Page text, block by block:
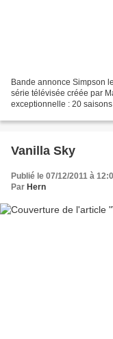
Bande annonce Simpson
série télévisée créée par
exceptionnelle : 20
Vanilla Sky
Publié le 07/12/2011 à
Par Hern